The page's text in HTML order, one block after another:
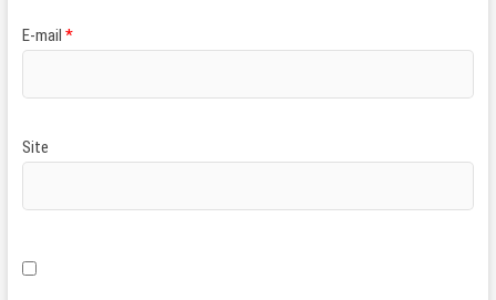
E-mail *
Site